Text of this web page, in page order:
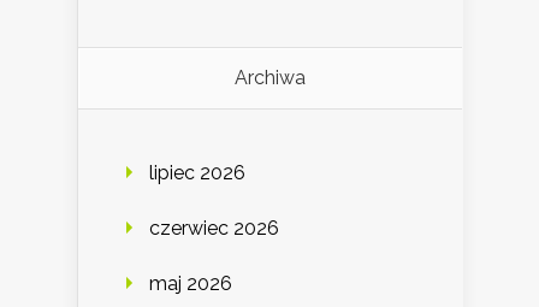
Archiwa
lipiec 2026
czerwiec 2026
maj 2026